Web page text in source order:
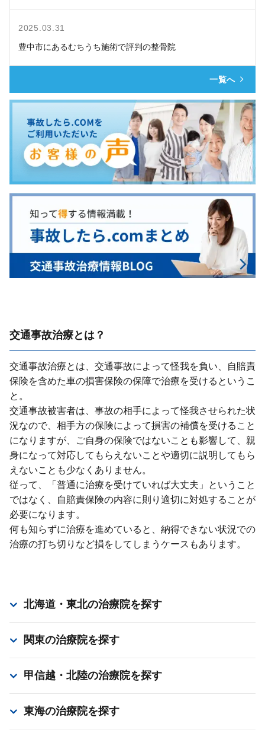
2025.03.31
豊中市にあるむちうち施術で評判の整骨院
一覧へ
交通事故治療とは？
交通事故治療とは、交通事故によって怪我を負い、⾃賠責
保険を含めた⾞の損害保険の保障で治療を受けるというこ
と。
交通事故被害者は、事故の相⼿によって怪我させられた状
況なので、相⼿⽅の保険によって損害の補償を受けること
になりますが、ご⾃⾝の保険ではないことも影響して、親
⾝になって対応してもらえないことや適切に説明してもら
えないことも少なくありません。
従って、「普通に治療を受けていれば⼤丈夫」ということ
ではなく、⾃賠責保険の内容に則り適切に対処することが
必要になります。
何も知らずに治療を進めていると、納得できない状況での
治療の打ち切りなど損をしてしまうケースもあります。
北海道・東北の治療院を探す
関東の治療院を探す
甲信越・北陸の治療院を探す
東海の治療院を探す